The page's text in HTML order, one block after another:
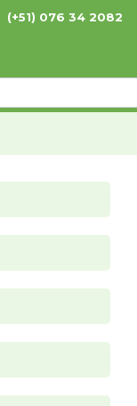
(+51) 076 34 2082